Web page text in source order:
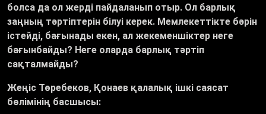
болса да ол жерді пайдаланып отыр. Ол барлық
заңның тәртіптерін білуі керек. Мемлекеттікте бәрін
істейді, бағынады екен, ал жекеменшіктер неге
бағынбайды? Неге оларда барлық тәртіп
сақталмайды?
Жеңіс Төребеков, Қонаев қалалық ішкі саясат
бөлімінің басшысы: